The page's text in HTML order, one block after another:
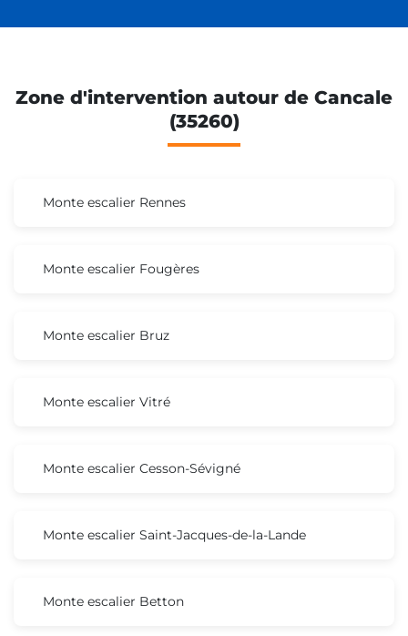
Zone d'intervention autour de Cancale
(35260)
Monte escalier Rennes
Monte escalier Fougères
Monte escalier Bruz
Monte escalier Vitré
Monte escalier Cesson-Sévigné
Monte escalier Saint-Jacques-de-la-Lande
Monte escalier Betton